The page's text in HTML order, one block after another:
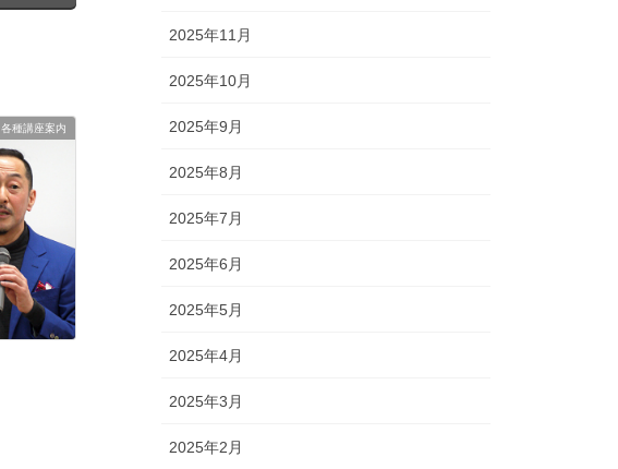
各種講座案内
2025年11月
2025年10月
2025年9月
2025年8月
2025年7月
2025年6月
2025年5月
2025年4月
2025年3月
2025年2月